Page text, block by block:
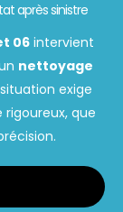
après sinistre
06 intervient
nettoyage
exige
que